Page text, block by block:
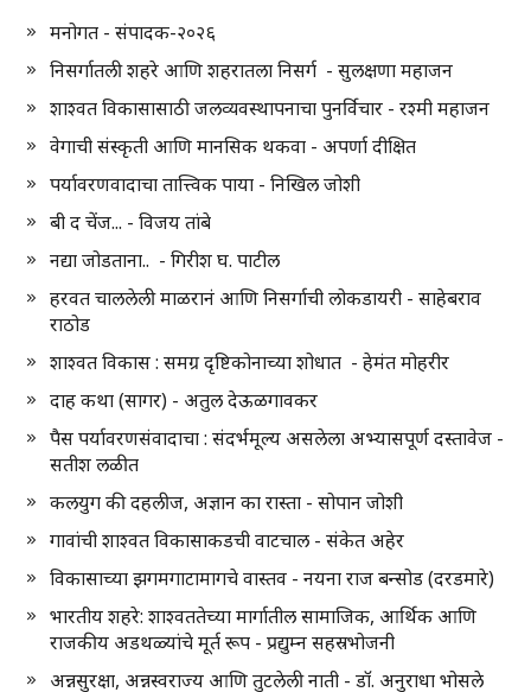
मनोगत - संपादक-२०२६
निसर्गातली शहरे आणि शहरातला निसर्ग - सुलक्षणा महाजन
शाश्वत विकासासाठी जलव्यवस्थापनाचा पुनर्विचार - रश्मी महाजन
वेगाची संस्कृती आणि मानसिक थकवा - अपर्णा दीक्षित
पर्यावरणवादाचा तात्त्विक पाया - निखिल जोशी
बी द चेंज... - विजय तांबे
नद्या जोडताना.. - गिरीश घ. पाटील
हरवत चाललेली माळरानं आणि निसर्गाची लोकडायरी - साहेबराव
राठोड
शाश्वत विकास : समग्र दृष्टिकोनाच्या शोधात - हेमंत मोहरीर
दाह कथा (सागर) - अतुल देऊळगावकर
पैस पर्यावरणसंवादाचा : संदर्भमूल्य असलेला अभ्यासपूर्ण दस्तावेज -
सतीश लळीत
कलयुग की दहलीज, अज्ञान का रास्ता - सोपान जोशी
गावांची शाश्वत विकासाकडची वाटचाल - संकेत अहेर
विकासाच्या झगमगाटामागचे वास्तव - नयना राज बन्सोड (दरडमारे)
भारतीय शहरे: शाश्वततेच्या मार्गातील सामाजिक, आर्थिक आणि
राजकीय अडथळ्यांचे मूर्त रूप - प्रद्युम्न सहस्रभोजनी
अन्नसुरक्षा, अन्नस्वराज्य आणि तुटलेली नाती - डॉ. अनुराधा भोसले